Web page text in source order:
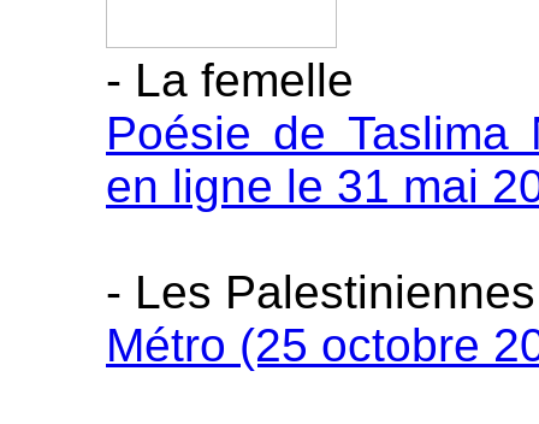
- La femelle
Poésie de
en ligne le 31 mai
- Les
Métro (25 octobre